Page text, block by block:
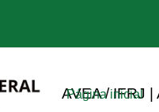
AVEA / IFRJ
Página inicial